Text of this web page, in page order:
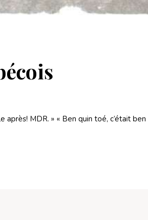
après! MDR. » « Ben quin toé, c’était